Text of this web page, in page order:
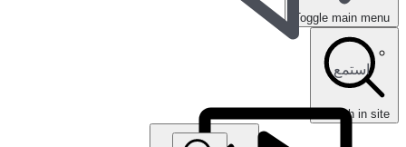
استمع
Toggle main menu
search in site